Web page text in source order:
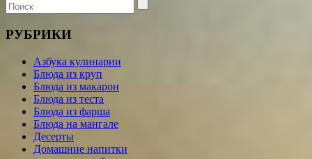
РУБРИКИ
Азбука кулинарии
Блюда из круп
Блюда из макарон
Блюда из теста
Блюда из фарша
Блюда на мангале
Десерты
Домашние напитки